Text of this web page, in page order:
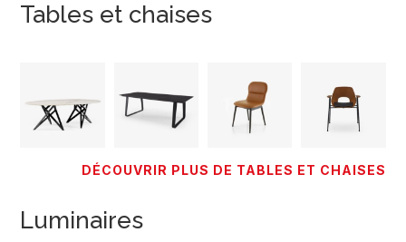
Tables et chaises
DÉCOUVRIR PLUS DE TABLES ET CHAISES
Luminaires